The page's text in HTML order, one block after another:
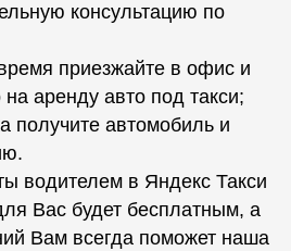
консультацию по
приезжайте в офис и
аренду авто под такси;
получите автомобиль и
водителем в Яндекс Такси
Вас будет бесплатным, а
Вам всегда поможет наша